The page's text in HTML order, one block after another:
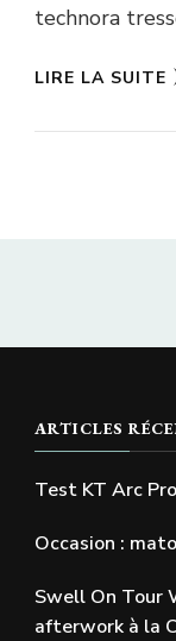
technora
LIRE LA SUITE
ARTICLES
Test KT Arc
Occasion :
Swell On Tour
afterwork à la